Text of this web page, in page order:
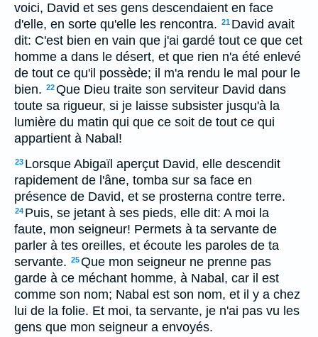
voici, David et ses gens descendaient en face
d'elle, en sorte qu'elle les rencontra. 21 David avait
dit: C'est bien en vain que j'ai gardé tout ce que cet
homme a dans le désert, et que rien n'a été enlevé
de tout ce qu'il possède; il m'a rendu le mal pour le
bien. 22Que Dieu traite son serviteur David dans
toute sa rigueur, si je laisse subsister jusqu'à la
lumière du matin qui que ce soit de tout ce qui
appartient à Nabal!
23 Lorsque Abigaïl aperçut David, elle descendit
rapidement de l'âne, tomba sur sa face en
présence de David, et se prosterna contre terre.
24 Puis, se jetant à ses pieds, elle dit: A moi la
faute, mon seigneur! Permets à ta servante de
parler à tes oreilles, et écoute les paroles de ta
servante. 25Que mon seigneur ne prenne pas
garde à ce méchant homme, à Nabal, car il est
comme son nom; Nabal est son nom, et il y a chez
lui de la folie. Et moi, ta servante, je n'ai pas vu les
gens que mon seigneur a envoyés.